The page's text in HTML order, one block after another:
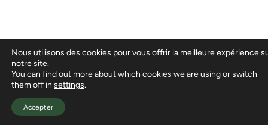
Nous utilisons des cookies pour vous offrir la meilleure expérience
notre site.
You can find out more about which cookies we are using or switch
them off in settings.
Accepter